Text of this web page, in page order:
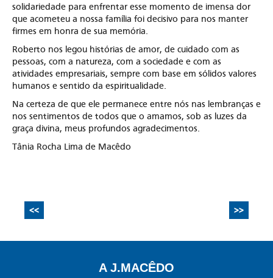
solidariedade para enfrentar esse momento de imensa dor
que acometeu a nossa família foi decisivo para nos manter
firmes em honra de sua memória.
Roberto nos legou histórias de amor, de cuidado com as
pessoas, com a natureza, com a sociedade e com as
atividades empresariais, sempre com base em sólidos valores
humanos e sentido da espiritualidade.
Na certeza de que ele permanece entre nós nas lembranças e
nos sentimentos de todos que o amamos, sob as luzes da
graça divina, meus profundos agradecimentos.
Tânia Rocha Lima de Macêdo
<< >>
A J.MACÊDO